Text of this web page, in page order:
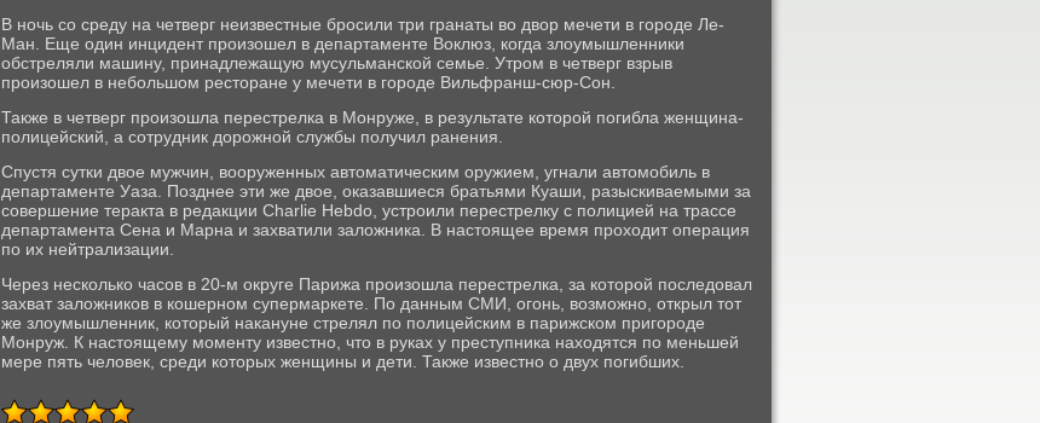
В ночь со среду на четверг неизвестные бросили три гранаты во двор мечети в городе Ле-
Ман. Еще один инцидент произошел в департаменте Воклюз, когда злоумышленники
обстреляли машину, принадлежащую мусульманской семье. Утром в четверг взрыв
произошел в небольшом ресторане у мечети в городе Вильфранш-сюр-Сон.
Также в четверг произошла перестрелка в Монруже, в результате которой погибла женщина-
полицейский, а сотрудник дорожной службы получил ранения.
Спустя сутки двое мужчин, вооруженных автоматическим оружием, угнали автомобиль в
департаменте Уаза. Позднее эти же двое, оказавшиеся братьями Куаши, разыскиваемыми за
совершение теракта в редакции Сharlie Hebdo, устроили перестрелку с полицией на трассе
департамента Сена и Марна и захватили заложника. В настоящее время проходит операция
по их нейтрализации.
Через несколько часов в 20-м округе Парижа произошла перестрелка, за которой последовал
захват заложников в кошерном супермаркете. По данным СМИ, огонь, возможно, открыл тот
же злоумышленник, который накануне стрелял по полицейским в парижском пригороде
Монруж. К настоящему моменту известно, что в руках у преступника находятся по меньшей
мере пять человек, среди которых женщины и дети. Также известно о двух погибших.